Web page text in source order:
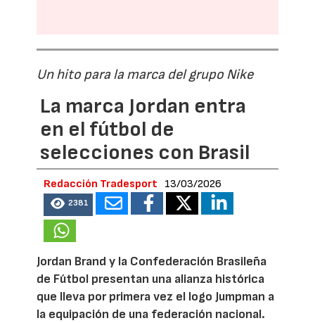
Un hito para la marca del grupo Nike
La marca Jordan entra
en el fútbol de
selecciones con Brasil
Redacción Tradesport 13/03/2026
2381
Jordan Brand y la Confederación Brasileña
de Fútbol presentan una alianza histórica
que lleva por primera vez el logo Jumpman a
la equipación de una federación nacional.